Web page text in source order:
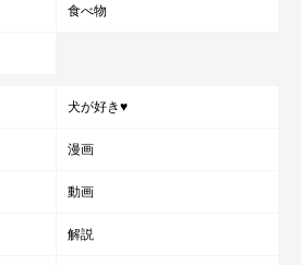
に来てから、家族にも嬉しい変化
食べ物
犬が好き♥
漫画
動画
解説